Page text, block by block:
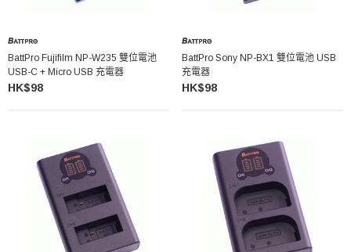
BattPro Fujifilm NP-W235 雙位電池
USB-C + Micro USB 充電器
HK$98
BattPro Sony NP-BX1 雙位電池 USB
充電器
HK$98